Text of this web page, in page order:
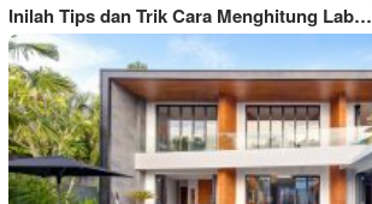
Inilah Tips dan Trik Cara Menghitung Lab…